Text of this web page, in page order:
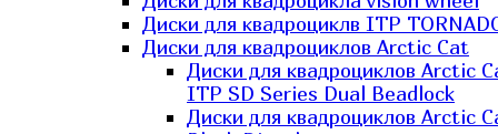
Диски для квадроциклв ITP
Диски для квадроциклов Arctic Cat
Диски для квадроциклов Arctic
ITP SD Series Dual Beadlock
Диски для квадроциклов Arctic